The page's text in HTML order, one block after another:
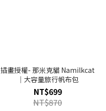
插畫授權- 那米克貓 Namilkcat
｜大容量旅行帆布包
NT$699
NT$870